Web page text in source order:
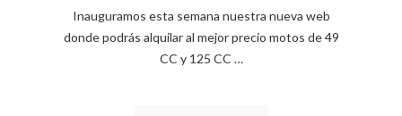
Inauguramos esta semana nuestra nueva web
donde podrás alquilar al mejor precio motos de 49
CC y 125 CC …